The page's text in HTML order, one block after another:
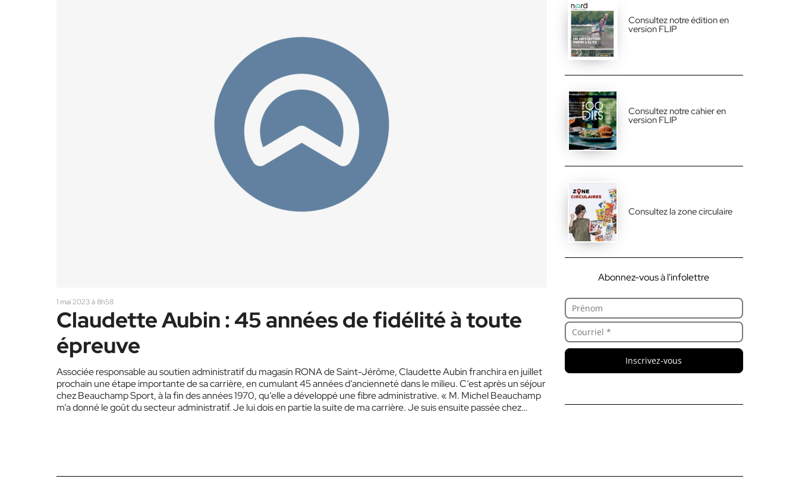
1 mai 2023 à 8h58
Claudette Aubin : 45 années de fidélité à toute
épreuve
Associée responsable au soutien administratif du magasin RONA de Saint-Jérôme, Claudette Aubin franchira en juillet
prochain une étape importante de sa carrière, en cumulant 45 années d’ancienneté dans le milieu. C’est après un séjour
chez Beauchamp Sport, à la fin des années 1970, qu’elle a développé une fibre administrative. « M. Michel Beauchamp
m’a donné le goût du secteur administratif. Je lui dois en partie la suite de ma carrière. Je suis ensuite passée chez
Consultez notre édition en
version FLIP
Consultez notre cahier en
version FLIP
Consultez la zone circulaire
Abonnez-vous à l'infolettre
Inscrivez-vous